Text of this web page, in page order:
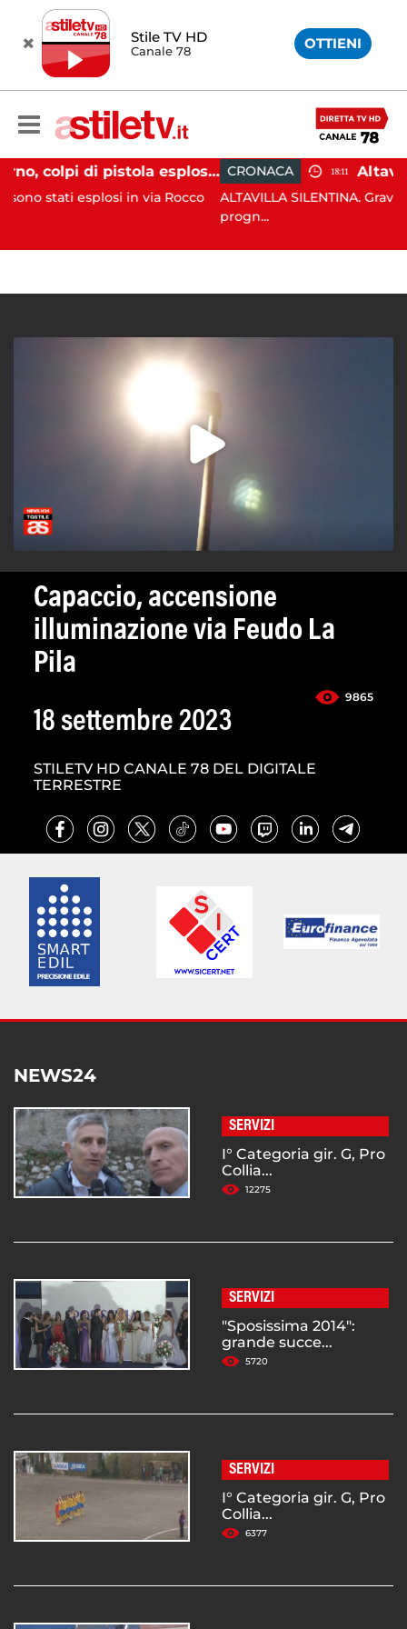
Stile TV HD
Canale 78 OTTIENI
Salerno, colpi di pistola esplosi a Pastena: paura tra i residenti
in via Rocco
CRONACA 18:11
ALTAVILLA SILENTINA. Grave incidente in
Capaccio, accensione
illuminazione via Feudo La
Pila
9865
18 settembre 2023
STILETV HD CANALE 78 DEL DIGITALE
TERRESTRE
NEWS24
SERVIZI
I° Categoria gir. G, Pro
Collia...
12275
SERVIZI
"Sposissima 2014":
grande succe...
5720
SERVIZI
I° Categoria gir. G, Pro
Collia...
6377